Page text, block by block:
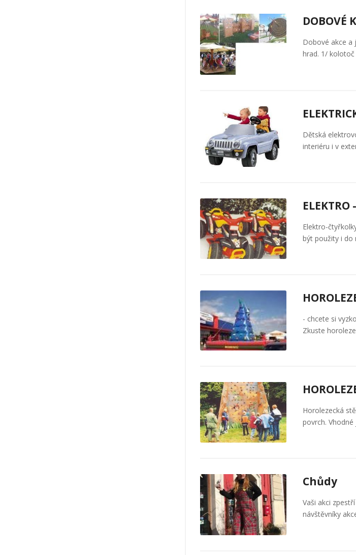
DOBOVÉ
Dobové akce a
hrad. 1/
Dětská
interiéru i v
ELEKTRO
Elektro-
být použity i do
- chcete si
Zkuste
Horolezecká
povrch.
Chůdy
Vaši akci
návštěvníky